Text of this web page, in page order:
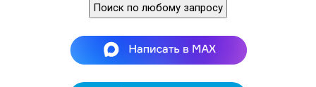
Поиск по любому запросу